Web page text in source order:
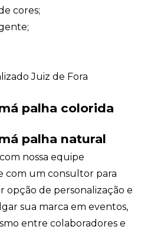
cores;
palha colorida
palha natural
nossa equipe
com um consultor para
opção de personalização e
sua marca em eventos,
entre colaboradores e